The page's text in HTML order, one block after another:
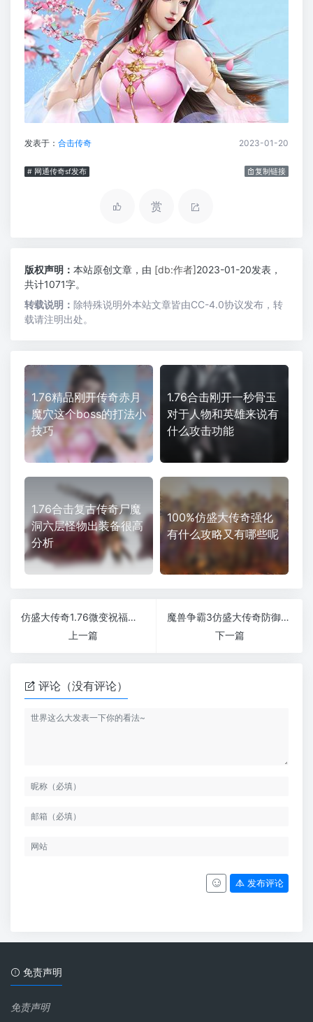
发表于： 合击传奇 2023-01-20
# 网通传奇sf发布 复制链接
赏
版权声明： 本站原创文章，由 [db:作者]2023-01-20发表，
共计1071字。
转载说明： 除特殊说明外本站文章皆由CC-4.0协议发布，转
载请注明出处。
1.76精品刚开传奇赤月
魔穴这个boss的打法小
技巧
1.76合击刚开一秒骨玉
对于人物和英雄来说有
什么攻击功能
1.76合击复古传奇尸魔
洞六层怪物出装备很高
分析
100%仿盛大传奇强化
有什么攻略又有哪些呢
仿盛大传奇1.76微变祝福油的作用和使用状况都是什么
上一篇
魔兽争霸3仿盛大传奇防御提高战士在传奇团战中的作用
下一篇
评论（没有评论）
发布评论
免责声明
免责声明